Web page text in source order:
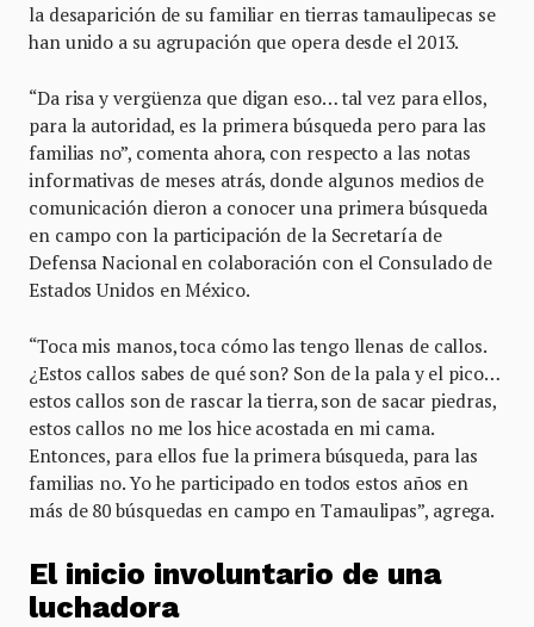
la desaparición de su familiar en tierras tamaulipecas se
han unido a su agrupación que opera desde el 2013.
“Da risa y vergüenza que digan eso… tal vez para ellos,
para la autoridad, es la primera búsqueda pero para las
familias no”, comenta ahora, con respecto a las notas
informativas de meses atrás, donde algunos medios de
comunicación dieron a conocer una primera búsqueda
en campo con la participación de la Secretaría de
Defensa Nacional en colaboración con el Consulado de
Estados Unidos en México.
“Toca mis manos, toca cómo las tengo llenas de callos.
¿Estos callos sabes de qué son? Son de la pala y el pico…
estos callos son de rascar la tierra, son de sacar piedras,
estos callos no me los hice acostada en mi cama.
Entonces, para ellos fue la primera búsqueda, para las
familias no. Yo he participado en todos estos años en
más de 80 búsquedas en campo en Tamaulipas”, agrega.
El inicio involuntario de una
luchadora